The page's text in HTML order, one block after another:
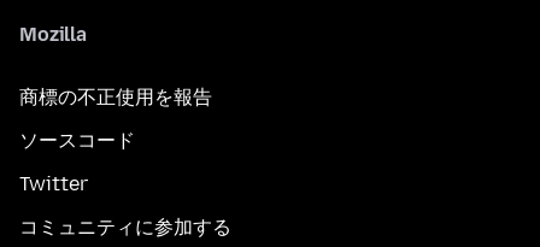
Mozilla
商標の不正使用を報告
ソースコード
Twitter
コミュニティに参加する